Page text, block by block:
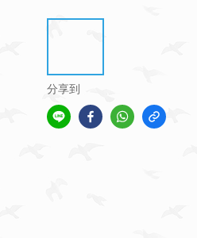
分享到